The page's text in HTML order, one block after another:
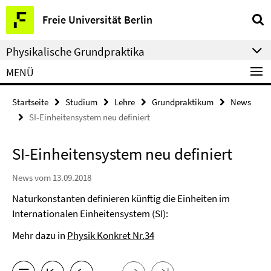
Springe
direkt
zu
Inhalt
Freie Universität Berlin
Service-
Navigation
Physikalische Grundpraktika
MENÜ
Startseite Studium Lehre Grundpraktikum
News
SI-Einheitensystem neu definiert
SI-Einheitensystem neu definiert
News vom 13.09.2018
Naturkonstanten definieren künftig die Einheiten im
Internationalen Einheitensystem (SI):
Mehr dazu in Physik Konkret Nr.34